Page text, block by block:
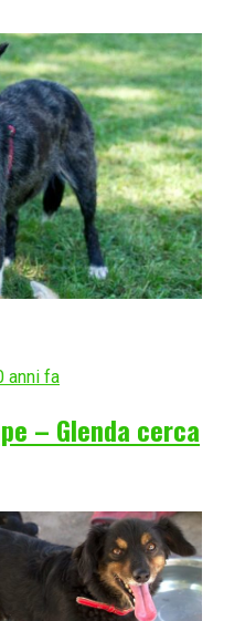
anni fa
– Glenda cerca